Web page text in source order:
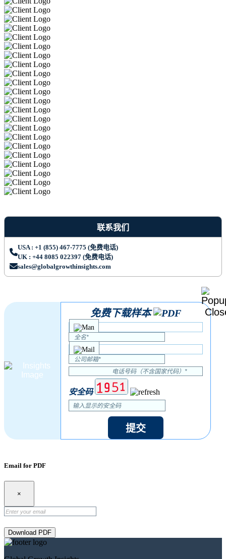
联系我们
USA : +1 (855) 467-7775 (免费电话)
UK : +44 8085 022397 (免费电话)
sales@globalgrowthinsights.com
免费下载样本
安全码
提交
Email for PDF
×
Download PDF